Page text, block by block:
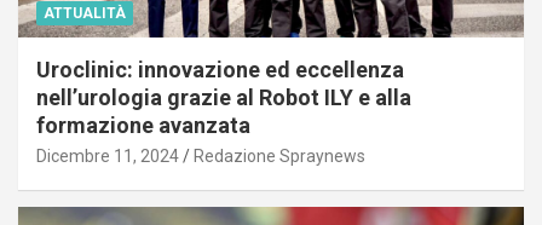
ATTUALITÀ
Uroclinic: innovazione ed eccellenza
nell’urologia grazie al Robot ILY e alla
formazione avanzata
Dicembre 11, 2024 Redazione Spraynews